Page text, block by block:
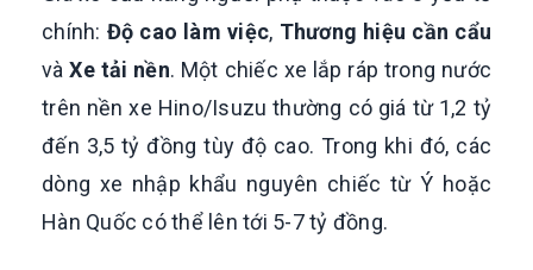
chính: Độ cao làm việc, Thương hiệu cần cẩu
vàXe tải nền. Một chiếc xe lắp ráp trong nước
trên nền xe Hino/Isuzu thường có giá từ 1,2 tỷ
đến 3,5 tỷ đồng tùy độ cao. Trong khi đó, các
dòng xe nhập khẩu nguyên chiếc từ Ý hoặc
Hàn Quốc có thể lên tới 5-7 tỷ đồng.